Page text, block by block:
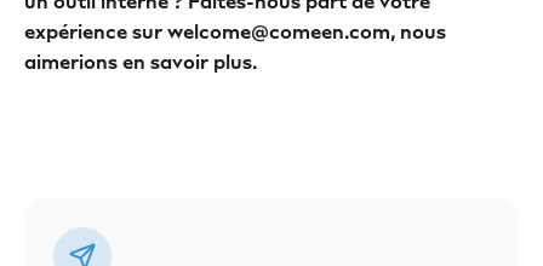
expérience sur welcome@comeen.com, nous
aimerions en savoir plus.